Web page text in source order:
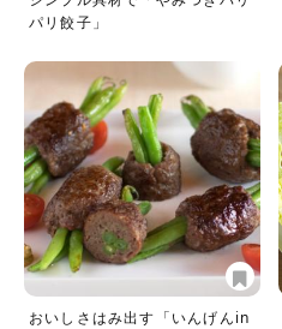
パリ餃子」
おいしさはみ出す「いんげんin